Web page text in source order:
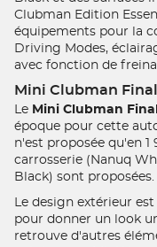
Clubman Edition
équipements pour la
Driving Modes,
avec fonction de
Mini Clubman
Le Mini Clubman
époque pour cette
n'est proposée qu'en
carrosserie (Nanuq
Black) sont proposées.
Le design extérieur
pour donner un look
retrouve d'autres